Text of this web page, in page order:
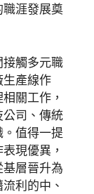
涯發展奠
觸多元職
生產線作
關工作，
司、傳統
值得一提
現優異，
層晉升為
利的中、